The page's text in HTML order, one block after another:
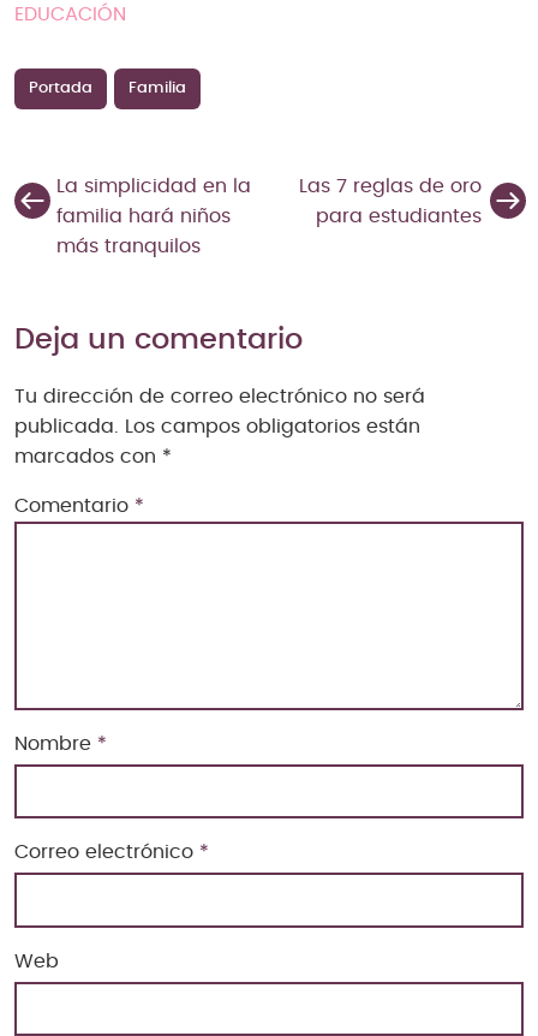
EDUCACIÓN
Portada Familia
La simplicidad en la
familia hará niños
más tranquilos
Las 7 reglas de oro
para estudiantes
Deja un comentario
Tu dirección de correo electrónico no será
publicada.
Los campos obligatorios están
marcados con *
Comentario *
Nombre *
Correo electrónico *
Web